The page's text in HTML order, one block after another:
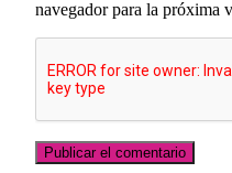
navegador para la próxima